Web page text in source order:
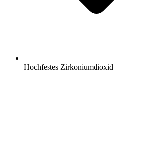
Hochfestes Zirkoniumdioxid